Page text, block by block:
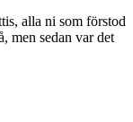
alla ni som förstod
men sedan var det